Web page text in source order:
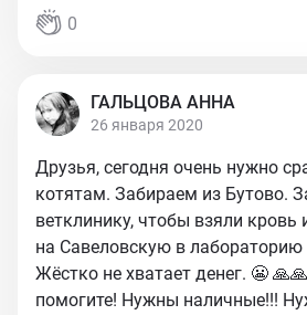
0
ГАЛЬЦОВА АННА
26 января 2020
Друзья, сегодня очень нужно
котятам. Забираем из Бутово.
ветклинику, чтобы взяли
на Савеловскую в лабораторию
Жёстко не хватает денег. 😬
помогите! Нужны наличные!!!